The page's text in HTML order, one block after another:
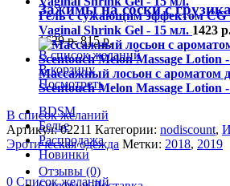
Зажимы на соски с
1629р. 815р.
В список желаний
В корзину
Посмотреть
BDSM
Белье
Распродажа
Новинки
0 Список желаний
Гель с сужающим эффектом CG
Vaginal Shrink Gel - 15 мл. 1423
Массажный лосьон с ароматом
Scentouch Melon Massage Lotion
В список желаний
Артикул:02211 Категории: nodiscount,
Эротическая одежда Метки: 2018, 2019
Отзывы (0)